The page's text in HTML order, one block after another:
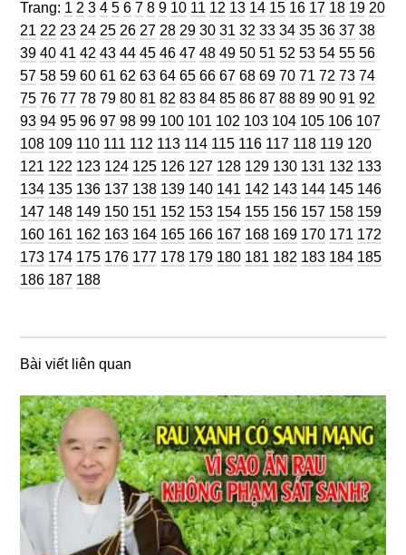
Trang: Trang
1 Trang
2 Trang
3 Trang
4 Trang
5 Trang
6 Trang
7 Trang
8 Trang
9 Trang
10 Trang
11 Trang
12 Trang
13 Trang
14 Trang
15 Trang
16 Trang
17 Trang
18 Trang
19 Trang
20
Trang
21 Trang
22 Trang
23 Trang
24 Trang
25 Trang
26 Trang
27 Trang
28 Trang
29 Trang
30 Trang
31 Trang
32 Trang
33 Trang
34 Trang
35 Trang
36 Trang
37 Trang
38
39 Trang
40 Trang
41 Trang
42 Trang
43 Trang
44 Trang
45 Trang
46 Trang
47 Trang
48 Trang
49 Trang
50 Trang
51 Trang
52 Trang
53 Trang
54 Trang
55 Trang
56
57 Trang
58 Trang
59 Trang
60 Trang
61 Trang
62 Trang
63 Trang
64 Trang
65 Trang
66 Trang
67 Trang
68 Trang
69 Trang
70 Trang
71 Trang
72 Trang
73 Trang
74
75 Trang
76 Trang
77 Trang
78 Trang
79 Trang
80 Trang
81 Trang
82 Trang
83 Trang
84 Trang
85 Trang
86 Trang
87 Trang
88 Trang
89 Trang
90 Trang
91 Trang
92
93 Trang
94 Trang
95 Trang
96 Trang
97 Trang
98 Trang
99 Trang
100 Trang
101 Trang
102 Trang
103 Trang
104 Trang
105 Trang
106 Trang
107
108 Trang
109 Trang
110 Trang
111 Trang
112 Trang
113 Trang
114 Trang
115 Trang
116 Trang
117 Trang
118 Trang
119 Trang
120
121 Trang
122 Trang
123 Trang
124 Trang
125 Trang
126 Trang
127 Trang
128 Trang
129 Trang
130 Trang
131 Trang
132 Trang
133
134 Trang
135 Trang
136 Trang
137 Trang
138 Trang
139 Trang
140 Trang
141 Trang
142 Trang
143 Trang
144 Trang
145 Trang
146
147 Trang
148 Trang
149 Trang
150 Trang
151 Trang
152 Trang
153 Trang
154 Trang
155 Trang
156 Trang
157 Trang
158 Trang
159
160 Trang
161 Trang
162 Trang
163 Trang
164 Trang
165 Trang
166 Trang
167 Trang
168 Trang
169 Trang
170 Trang
171 Trang
172
173 Trang
174 Trang
175 Trang
176 Trang
177 Trang
178 Trang
179 Trang
180 Trang
181 Trang
182 Trang
183 Trang
184 Trang
185
186 Trang
187 Trang
188
Bài viết liên quan